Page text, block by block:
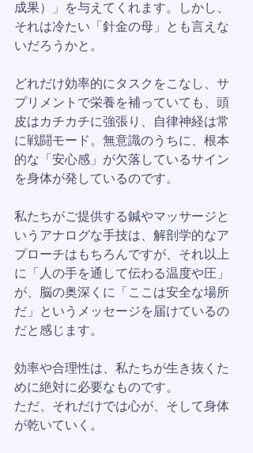
成果）」を与えてくれます。しかし、
それは冷たい「針金の母」とも言えな
いだろうかと。
どれだけ効率的にタスクをこなし、サ
プリメントで栄養を補っていても、頭
皮はカチカチに強張り、自律神経は常
に戦闘モード。無意識のうちに、根本
的な「安心感」が欠落しているサイン
を身体が発しているのです。
私たちがご提供する鍼やマッサージと
いうアナログな手技は、解剖学的なア
プローチはもちろんですが、それ以上
に「人の手を通して伝わる温度や圧」
が、脳の奥深くに「ここは安全な場所
だ」というメッセージを届けているの
だと感じます。
効率や合理性は、私たちが生き抜くた
めに絶対に必要なものです。
ただ、それだけでは心が、そして身体
が乾いていく。